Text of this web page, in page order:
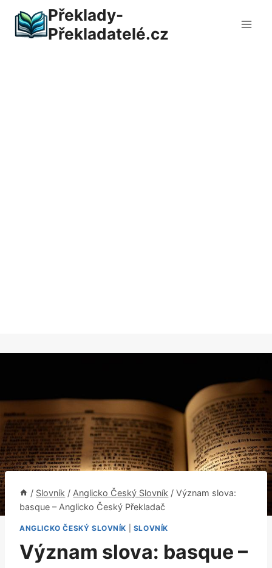
obsah
Překlady-
Překladatelé.cz
/ Slovník / Anglicko Český Slovník / Význam slova:
basque – Anglicko Český Překladač
ANGLICKO ČESKÝ SLOVNÍK SLOVNÍK
Význam slova: basque –